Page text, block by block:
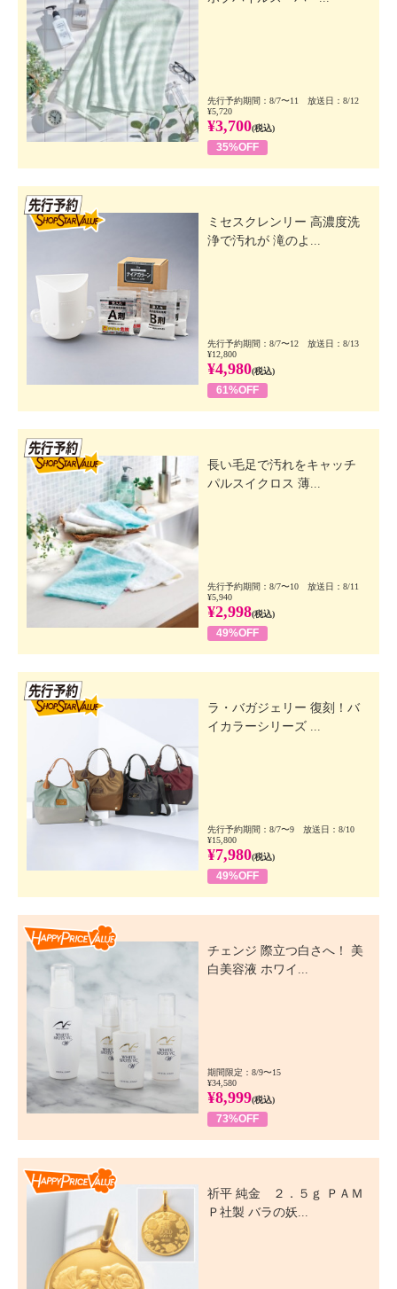
先行予約期間：8/7〜11 放送日：8/12
¥5,720
¥3,700(税込)
35%OFF
ミセスクレンリー 高濃度洗
浄で汚れが 滝のよ...
先行予約期間：8/7〜12 放送日：8/13
¥12,800
¥4,980(税込)
61%OFF
長い毛足で汚れをキャッチ
パルスイクロス 薄...
先行予約期間：8/7〜10 放送日：8/11
¥5,940
¥2,998(税込)
49%OFF
ラ・バガジェリー 復刻！バ
イカラーシリーズ ...
先行予約期間：8/7〜9 放送日：8/10
¥15,800
¥7,980(税込)
49%OFF
チェンジ 際立つ白さへ！ 美
白美容液 ホワイ...
期間限定：8/9〜15
¥34,580
¥8,999(税込)
73%OFF
祈平 純金 ２．５ｇ ＰＡＭ
Ｐ社製 バラの妖...